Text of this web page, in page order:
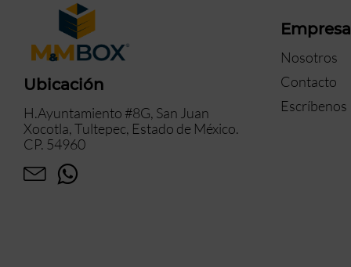
Ubicación
H.Ayuntamiento #8G, San Juan
Xocotla, Tultepec, Estado de México.
CP. 54960
Empresa
Nosotros
Contacto
Escríbenos